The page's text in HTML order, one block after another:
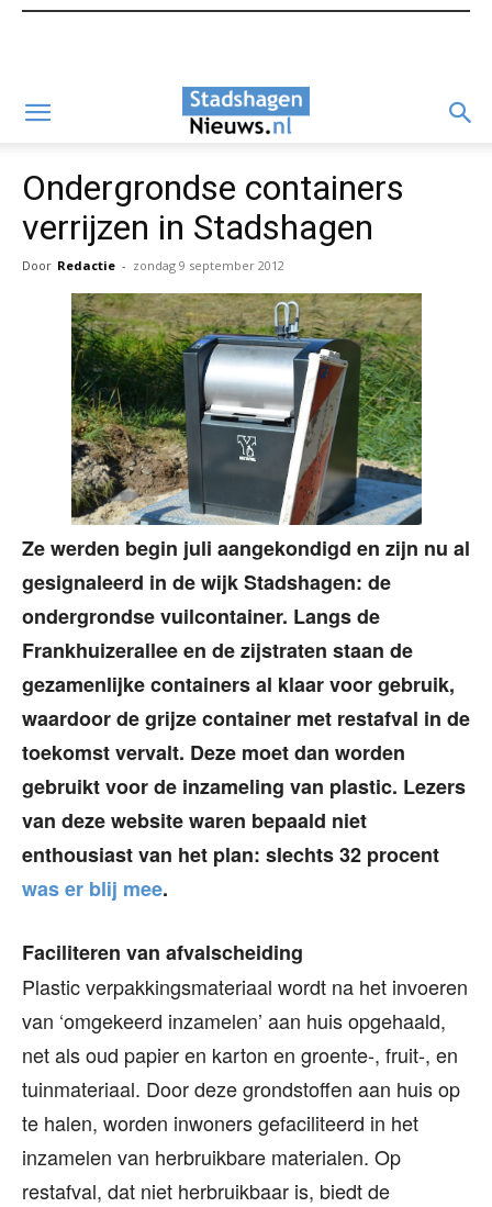
Ondergrondse containers
verrijzen in Stadshagen
Door Redactie - zondag 9 september 2012
Ze werden begin juli aangekondigd en zijn nu al
gesignaleerd in de wijk Stadshagen: de
ondergrondse vuilcontainer. Langs de
Frankhuizerallee en de zijstraten staan de
gezamenlijke containers al klaar voor gebruik,
waardoor de grijze container met restafval in de
toekomst vervalt. Deze moet dan worden
gebruikt voor de inzameling van plastic. Lezers
van deze website waren bepaald niet
enthousiast van het plan: slechts 32 procent
was er blij mee.
Faciliteren van afvalscheiding
Plastic verpakkingsmateriaal wordt na het invoeren
van ‘omgekeerd inzamelen’ aan huis opgehaald,
net als oud papier en karton en groente-, fruit-, en
tuinmateriaal. Door deze grondstoffen aan huis op
te halen, worden inwoners gefaciliteerd in het
inzamelen van herbruikbare materialen. Op
restafval, dat niet herbruikbaar is, biedt de